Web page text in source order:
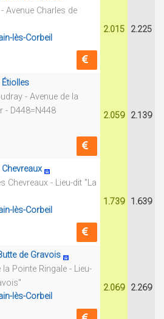
Avenue Charles de
lès-Corbeil
2.015 2.225
- Avenue de la
- D448=N448
2.059 2.139
Chevreaux - Lieu-dit "La
lès-Corbeil
1.739 1.639
de Gravois
Pointe Ringale - Lieu-
lès-Corbeil
2.069 2.269